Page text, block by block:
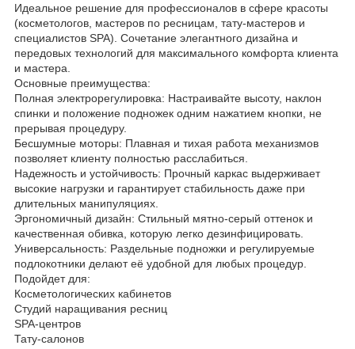
Идеальное решение для профессионалов в сфере красоты
(косметологов, мастеров по ресницам, тату-мастеров и
специалистов SPA). Сочетание элегантного дизайна и
передовых технологий для максимального комфорта клиента
и мастера.
Основные преимущества:
Полная электрорегулировка: Настраивайте высоту, наклон
спинки и положение подножек одним нажатием кнопки, не
прерывая процедуру.
Бесшумные моторы: Плавная и тихая работа механизмов
позволяет клиенту полностью расслабиться.
Надежность и устойчивость: Прочный каркас выдерживает
высокие нагрузки и гарантирует стабильность даже при
длительных манипуляциях.
Эргономичный дизайн: Стильный мятно-серый оттенок и
качественная обивка, которую легко дезинфицировать.
Универсальность: Раздельные подножки и регулируемые
подлокотники делают её удобной для любых процедур.
Подойдет для:
Косметологических кабинетов
Студий наращивания ресниц
SPA-центров
Тату-салонов